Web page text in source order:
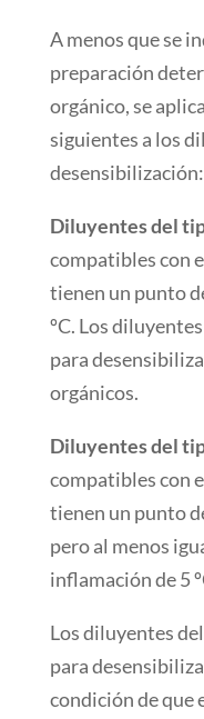
A menos que se
preparación
orgánico, se
siguientes a los
desensibilización:
Diluyentes del
compatibles con
tienen un punto
ºC. Los
para
orgánicos.
Diluyentes del
compatibles con
tienen un punto
pero al menos
inflamación de 5
Los diluyentes
para
condición de que